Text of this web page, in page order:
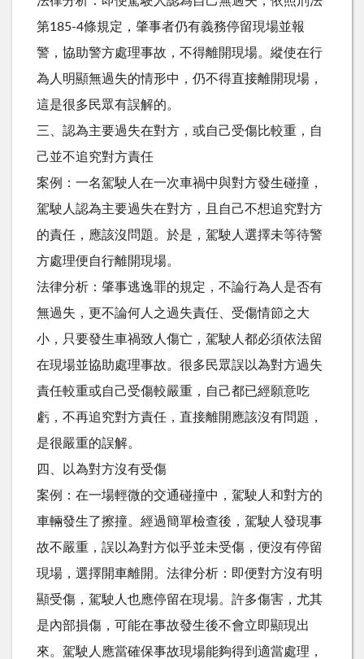
第185-4條規定，肇事者仍有義務停留現場並報
警，協助警方處理事故，不得離開現場。縱使在行
為人明顯無過失的情形中，仍不得直接離開現場，
這是很多民眾有誤解的。
三、認為主要過失在對方，或自己受傷比較重，自
己並不追究對方責任
案例：一名駕駛人在一次車禍中與對方發生碰撞，
駕駛人認為主要過失在對方，且自己不想追究對方
的責任，應該沒問題。於是，駕駛人選擇未等待警
方處理便自行離開現場。
法律分析：肇事逃逸罪的規定，不論行為人是否有
無過失，更不論何人之過失責任、受傷情節之大
小，只要發生車禍致人傷亡，駕駛人都必須依法留
在現場並協助處理事故。很多民眾誤以為對方過失
責任較重或自己受傷較嚴重，自己都已經願意吃
虧，不再追究對方責任，直接離開應該沒有問題，
是很嚴重的誤解。
四、以為對方沒有受傷
案例：在一場輕微的交通碰撞中，駕駛人和對方的
車輛發生了擦撞。經過簡單檢查後，駕駛人發現事
故不嚴重，誤以為對方似乎並未受傷，便沒有停留
現場，選擇開車離開。法律分析：即便對方沒有明
顯受傷，駕駛人也應停留在現場。許多傷害，尤其
是內部損傷，可能在事故發生後不會立即顯現出
來。駕駛人應當確保事故現場能夠得到適當處理，